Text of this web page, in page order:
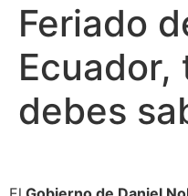
Feriado
Ecuador,
debes